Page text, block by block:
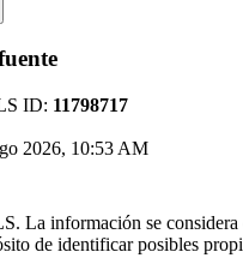
ID: 11798717
2026, 10:53 AM
La información se considera
de identificar posibles